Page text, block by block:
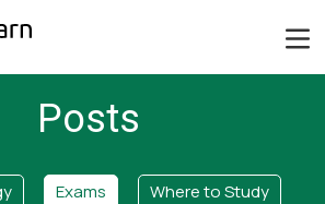
Posts
Exams Where to Study